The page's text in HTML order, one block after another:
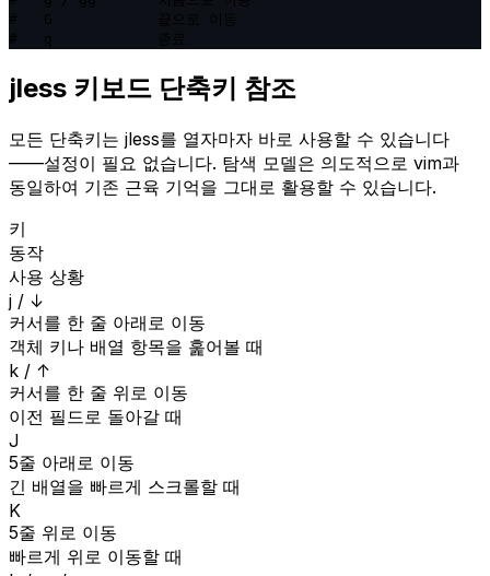
jless 키보드 단축키 참조
모든 단축키는 jless를 열자마자 바로 사용할 수 있습니다
——설정이 필요 없습니다. 탐색 모델은 의도적으로 vim과
동일하여 기존 근육 기억을 그대로 활용할 수 있습니다.
키
동작
사용 상황
j / ↓
커서를 한 줄 아래로 이동
객체 키나 배열 항목을 훑어볼 때
k / ↑
커서를 한 줄 위로 이동
이전 필드로 돌아갈 때
J
5줄 아래로 이동
긴 배열을 빠르게 스크롤할 때
K
5줄 위로 이동
빠르게 위로 이동할 때